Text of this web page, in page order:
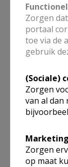
ingehuldigd.
Bron:
Uitgegeven
bestaan van
Mariakerk'
Zorgen
portaal
toe via de
gebruik
(Sociale)
Zorgen
van al dan
Zorgen
op maat